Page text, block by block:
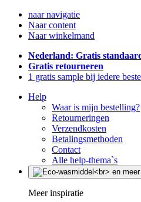
naar navigatie
Naar content
Naar winkelmand
Nederland: Gratis
Gratis retourneren
1 gratis sample bij iedere
Help
Waar is mijn bestelling?
Retourneringen
Verzendkosten
Betalingsmethoden
Contact
Alle help-thema`s
Meer inspiratie